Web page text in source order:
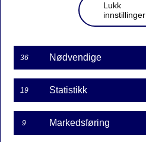
Lukk
innstillinger
36 Nødvendige
19 Statistikk
9 Markedsføring